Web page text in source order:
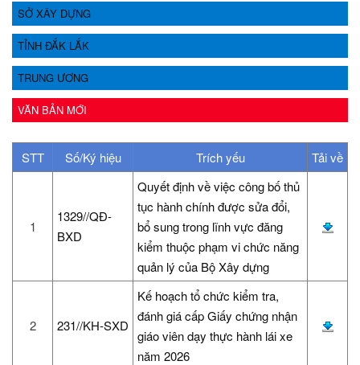
SỞ XÂY DỰNG
TỈNH ĐẮK LẮK
TRUNG ƯƠNG
VĂN BẢN MỚI
STT Số/Ký hiệu Trích yếu Tải về
1
1329//QĐ-
BXD
Quyết định về việc công bố thủ
tục hành chính được sửa đổi,
bổ sung trong lĩnh vực đăng
kiểm thuộc phạm vi chức năng
quản lý của Bộ Xây dựng
2 231//KH-SXD
Kế hoạch tổ chức kiểm tra,
đánh giá cấp Giấy chứng nhận
giáo viên dạy thực hành lái xe
năm 2026